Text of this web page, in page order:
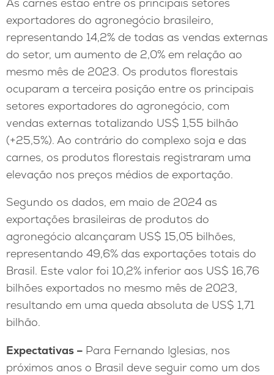
exportadores do agronegócio brasileiro,
representando 14,2% de todas as vendas externas
do setor, um aumento de 2,0% em relação ao
mesmo mês de 2023. Os produtos florestais
ocuparam a terceira posição entre os principais
setores exportadores do agronegócio, com
vendas externas totalizando US$ 1,55 bilhão
(+25,5%). Ao contrário do complexo soja e das
carnes, os produtos florestais registraram uma
elevação nos preços médios de exportação.
Segundo os dados, em maio de 2024 as
exportações brasileiras de produtos do
agronegócio alcançaram US$ 15,05 bilhões,
representando 49,6% das exportações totais do
Brasil. Este valor foi 10,2% inferior aos US$ 16,76
bilhões exportados no mesmo mês de 2023,
resultando em uma queda absoluta de US$ 1,71
bilhão.
Expectativas – Para Fernando Iglesias, nos
próximos anos o Brasil deve seguir como um dos